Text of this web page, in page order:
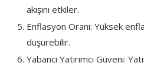
akışını etkiler.
Enflasyon Oranı: Yüksek
düşürebilir.
Yabancı Yatırımcı Güveni: